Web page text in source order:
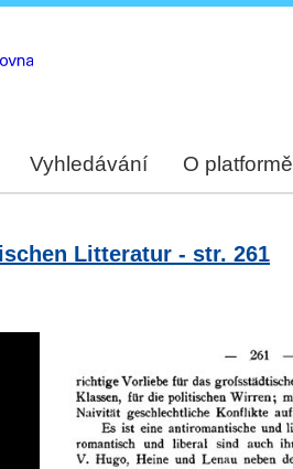
Vyhledávání O platformě
Litteratur - str. 261